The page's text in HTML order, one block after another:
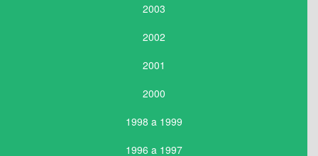
2003
2002
2001
2000
1998 a 1999
1996 a 1997